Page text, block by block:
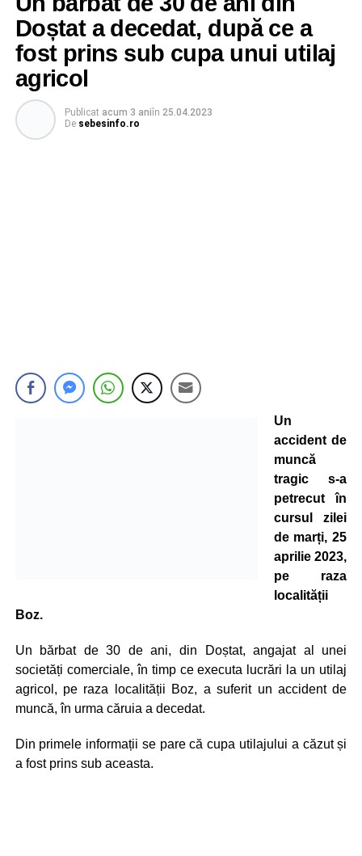
Doștat a decedat, după ce a
fost prins sub cupa unui utilaj
agricol
Publicat acum 3 aniîn 25.04.2023
De sebesinfo.ro
Un
accident de
muncă
tragic s-a
petrecut în
cursul zilei
de marți, 25
aprilie 2023,
pe raza
localității
Boz.
Un bărbat de 30 de ani, din Doștat, angajat al unei
societăți comerciale, în timp ce executa lucrări la un utilaj
agricol, pe raza localității Boz, a suferit un accident de
muncă, în urma căruia a decedat.
Din primele informații se pare că cupa utilajului a căzut și
a fost prins sub aceasta.